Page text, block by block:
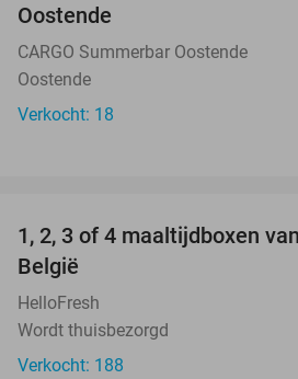
Oostende
CARGO Summerbar Oostende
Oostende
Verkocht: 18
1, 2, 3 of 4 maaltijdboxen
België
HelloFresh
Wordt thuisbezorgd
Verkocht: 188